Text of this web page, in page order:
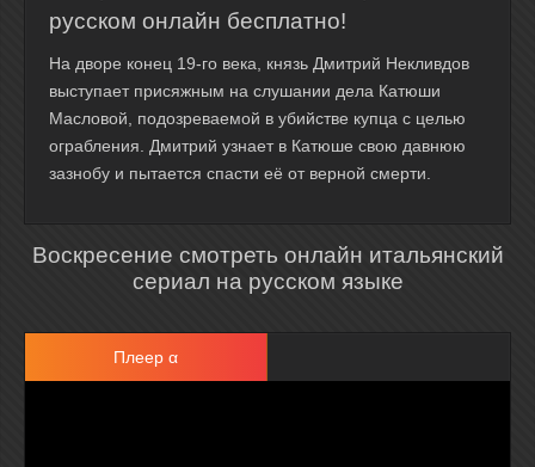
русском онлайн бесплатно!
На дворе конец 19-го века, князь Дмитрий Некливдов
выступает присяжным на слушании дела Катюши
Масловой, подозреваемой в убийстве купца с целью
ограбления. Дмитрий узнает в Катюше свою давнюю
зазнобу и пытается спасти её от верной смерти.
Воскресение смотреть онлайн итальянский
сериал на русском языке
Плеер α